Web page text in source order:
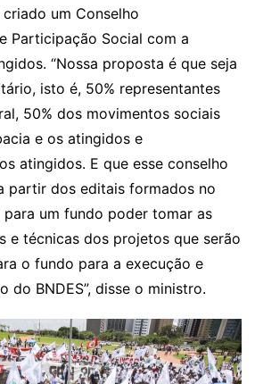
um Conselho
Participação Social com a
“Nossa proposta é que seja
isto é, 50% representantes
50% dos movimentos sociais
e os atingidos e
atingidos. E que esse conselho
partir dos editais formados no
um fundo poder tomar as
e técnicas dos projetos que serão
o fundo para a execução e
do BNDES”, disse o ministro.